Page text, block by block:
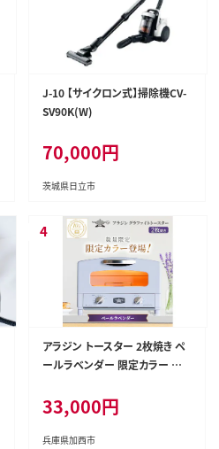
J-10 【サイクロン式】掃除機CV-
SV90K(W)
70,000円
茨城県日立市
アラジン トースター 2枚焼き ペ
ールラベンダー 限定カラー 数
ンテリア キッチン 家電 調理 朝
食 パン 調理家電 キッチン家電
時短 お手入れ簡単 AET-GS13D
33,000円
兵庫県加西市